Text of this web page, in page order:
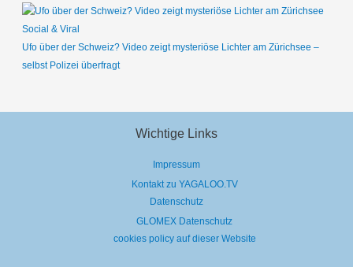
Social & Viral
Ufo über der Schweiz? Video zeigt mysteriöse Lichter am Zürichsee –
selbst Polizei überfragt
Wichtige Links
Impressum
Kontakt zu YAGALOO.TV
Datenschutz
GLOMEX Datenschutz
cookies policy auf dieser Website